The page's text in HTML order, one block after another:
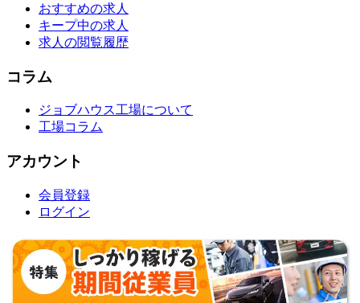
おすすめの求人
キープ中の求人
求人の閲覧履歴
コラム
ジョブハウス工場について
工場コラム
アカウント
会員登録
ログイン